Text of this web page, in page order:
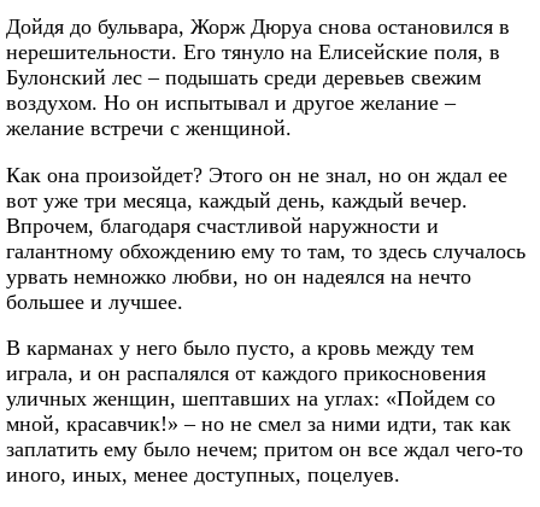
Дойдя до бульвара, Жорж Дюруа снова остановился в
нерешительности. Его тянуло на Елисейские поля, в
Булонский лес – подышать среди деревьев свежим
воздухом. Но он испытывал и другое желание –
желание встречи с женщиной.
Как она произойдет? Этого он не знал, но он ждал ее
вот уже три месяца, каждый день, каждый вечер.
Впрочем, благодаря счастливой наружности и
галантному обхождению ему то там, то здесь случалось
урвать немножко любви, но он надеялся на нечто
большее и лучшее.
В карманах у него было пусто, а кровь между тем
играла, и он распалялся от каждого прикосновения
уличных женщин, шептавших на углах: «Пойдем со
мной, красавчик!» – но не смел за ними идти, так как
заплатить ему было нечем; притом он все ждал чего-то
иного, иных, менее доступных, поцелуев.